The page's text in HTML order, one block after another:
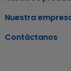
Contáctanos
Nuestra